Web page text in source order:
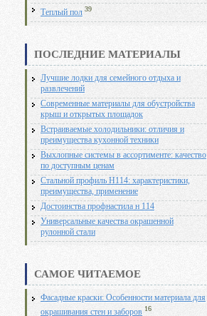
Теплый пол 39
ПОСЛЕДНИЕ МАТЕРИАЛЫ
Лучшие лодки для семейного отдыха и
развлечений
Современные материалы для обустройства
крыш и открытых площадок
Встраиваемые холодильники: отличия и
преимущества кухонной техники
Выхлопные системы в ассортименте: качество
по доступным ценам
Стальной профиль Н114: характеристики,
преимущества, применение
Достоинства профнастила н 114
Универсальные качества окрашенной
рулонной стали
САМОЕ ЧИТАЕМОЕ
Фасадные краски: Особенности материала для
окрашивания стен и заборов 16